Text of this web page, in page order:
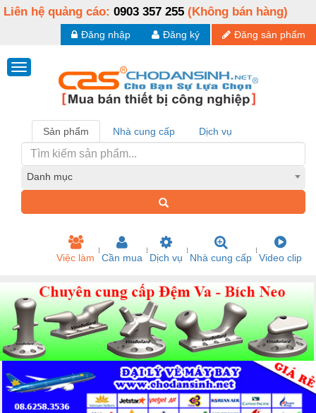
Liên hệ quảng cáo: 0903 357 255 (Không bán hàng)
Đăng sản phẩm
Đăng ký
Đăng nhập
Sản phẩm Nhà cung cấp Dịch vụ
Danh mục
Việc làm Cần mua Dịch vụ Nhà cung cấp Video clip